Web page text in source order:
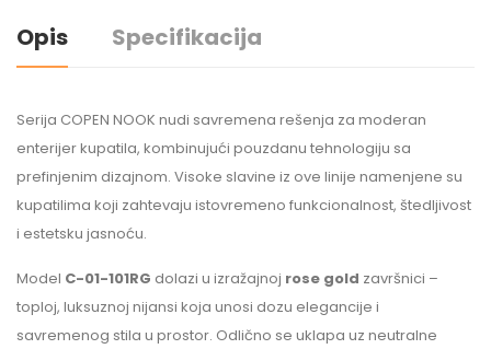
Opis Specifikacija
Serija COPEN NOOK nudi savremena rešenja za moderan
enterijer kupatila, kombinujući pouzdanu tehnologiju sa
prefinjenim dizajnom. Visoke slavine iz ove linije namenjene su
kupatilima koji zahtevaju istovremeno funkcionalnost, štedljivost
i estetsku jasnoću.
Model C-01-101RG dolazi u izražajnoj rose gold završnici –
toploj, luksuznoj nijansi koja unosi dozu elegancije i
savremenog stila u prostor. Odlično se uklapa uz neutralne